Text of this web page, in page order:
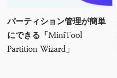
パーティション管理が簡単
にできる「MiniTool
Partition Wizard」